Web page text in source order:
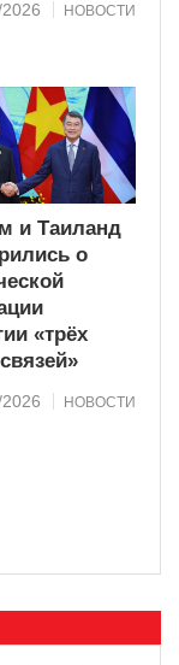
НОВОСТИ
и Таиланд
о
«трёх
НОВОСТИ